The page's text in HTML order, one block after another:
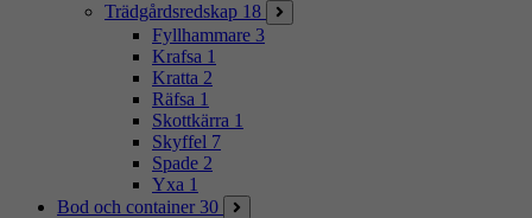
Trädgårdsredskap 18
Fyllhammare 3
Krafsa 1
Kratta 2
Räfsa 1
Skottkärra 1
Skyffel 7
Spade 2
Yxa 1
Bod och container 30